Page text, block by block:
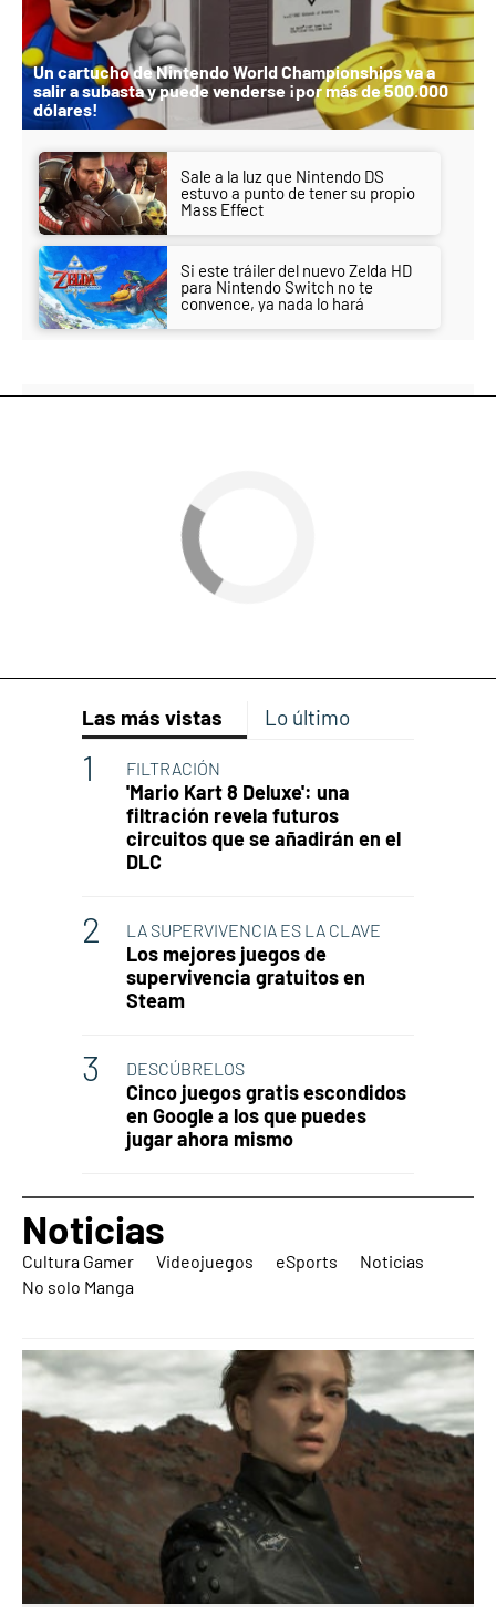
Un cartucho de Nintendo World Championships va a
salir a subasta y puede venderse ¡por más de 500.000
dólares!
Sale a la luz que Nintendo DS
estuvo a punto de tener su propio
Mass Effect
Si este tráiler del nuevo Zelda HD
para Nintendo Switch no te
convence, ya nada lo hará
Las más vistas Lo último
FILTRACIÓN
'Mario Kart 8 Deluxe': una
filtración revela futuros
circuitos que se añadirán en el
DLC
LA SUPERVIVENCIA ES LA CLAVE
Los mejores juegos de
supervivencia gratuitos en
Steam
DESCÚBRELOS
Cinco juegos gratis escondidos
en Google a los que puedes
jugar ahora mismo
Noticias
Cultura Gamer Videojuegos eSports
Noticias
No solo Manga